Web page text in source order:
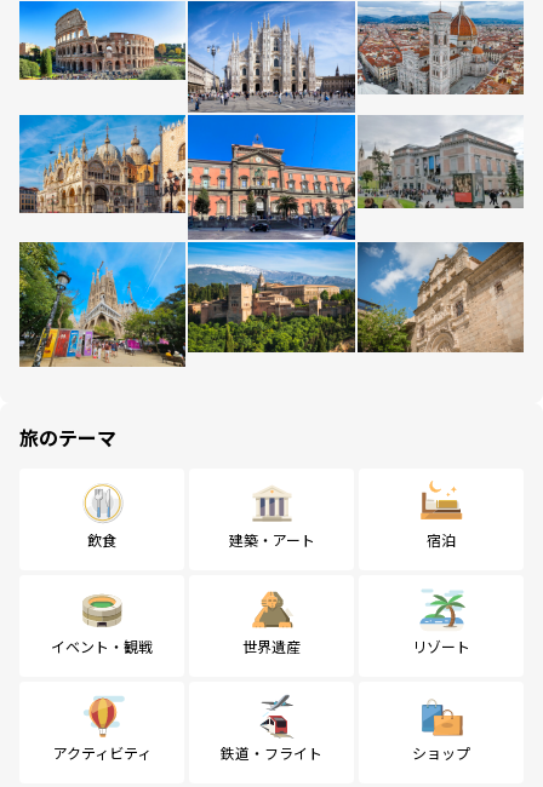
旅のテーマ
飲食 建築・アート 宿泊
イベント・観戦 世界遺産 リゾート
アクティビティ 鉄道・フライト ショップ